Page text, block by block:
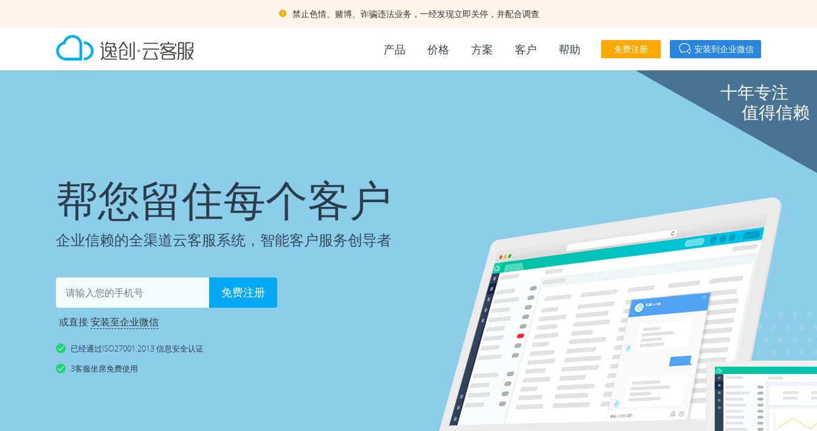
禁止色情、赌博、诈骗违法业务，一经发现立即关停，并配合调查
产品 价格 方案 客户 帮助 免费注册 安装到企业微信
十年专注
值得信赖
帮您留住每个客户
企业信赖的全渠道云客服系统，智能客户服务创导者
免费注册
或直接安装至企业微信
已经通过ISO27001:2013 信息安全认证
3客服坐席免费使用